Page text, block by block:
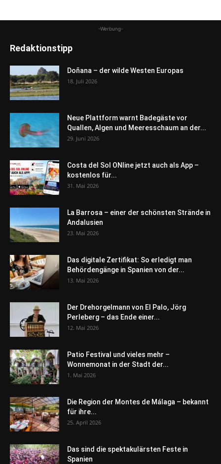
-Werbung-
Redaktionstipp
Doñana – der wilde Westen Europas
18. Juli 2026
Neue Plattform warnt Badegäste vor
Quallen, Algen und Meeresschaum an der...
29. Juni 2026
Costa del Sol ONline jetzt auch als App –
kostenlos für...
31. Mai 2026
La Barrosa – einer der schönsten Strände in
Andalusien
23. Mai 2026
Das digitale Zertifikat: So erledigt man
Behördengänge in Spanien von der...
13. Mai 2026
Der Drehorgelmann von El Palo, Jörg
Perleberg – das Ende einer...
12. Mai 2026
Patio Festival und vieles mehr –
Wonnemonat in der Stadt der...
1. Mai 2026
Die Region der Montes de Málaga – bekannt
für ihre...
25. April 2026
Das sind die spektakulärsten Feste in
Spanien